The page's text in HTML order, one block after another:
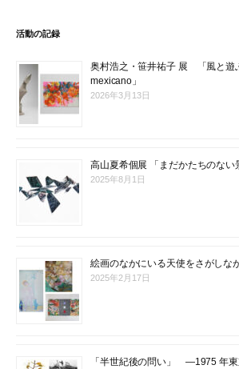
活動の記録
奥村浩之・笹井祐子 展 「風と遊
mexicano」
2026年3月13日
高山夏希個展 「まだかたちのない
2025年8月1日
絵画のなかにいる天使をさがしな
2025年2月17日
「半世紀後の問い」 ―1975 年